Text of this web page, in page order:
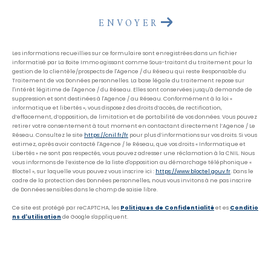
ENVOYER
Les informations recueillies sur ce formulaire sont enregistrées dans un fichier
informatisé par La Boite Immo agissant comme Sous-traitant du traitement pour la
gestion de la clientèle/prospects de l'Agence / du Réseau qui reste Responsable du
Traitement de vos Données personnelles. La base légale du traitement repose sur
l'intérêt légitime de l'Agence / du Réseau. Elles sont conservées jusqu'à demande de
suppression et sont destinées à l'Agence / au Réseau. Conformément à la loi «
informatique et libertés », vous disposez des droits d’accès, de rectification,
d’effacement, d’opposition, de limitation et de portabilité de vos données. Vous pouvez
retirer votre consentement à tout moment en contactant directement l’Agence / Le
Réseau. Consultez le site https://cnil.fr/fr pour plus d’informations sur vos droits. Si vous
estimez, après avoir contacté l'Agence / le Réseau, que vos droits « Informatique et
Libertés » ne sont pas respectés, vous pouvez adresser une réclamation à la CNIL. Nous
vous informons de l’existence de la liste d'opposition au démarchage téléphonique «
Bloctel », sur laquelle vous pouvez vous inscrire ici : https://www.bloctel.gouv.fr. Dans le
cadre de la protection des Données personnelles, nous vous invitons à ne pas inscrire
de Données sensibles dans le champ de saisie libre.
Ce site est protégé par reCAPTCHA, les Politiques de Confidentialitéet es Conditio
ns d'utilisation de Google s'appliquent.